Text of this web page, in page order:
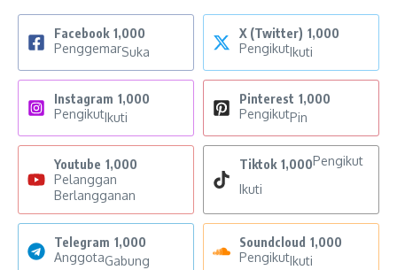
Facebook 1,000
PenggemarSuka
X (Twitter) 1,000
PengikutIkuti
Instagram 1,000
PengikutIkuti
Pinterest 1,000
PengikutPin
Youtube 1,000
Pelanggan
Berlangganan
Tiktok 1,000Pengikut
Ikuti
Telegram 1,000
AnggotaGabung
Soundcloud 1,000
PengikutIkuti